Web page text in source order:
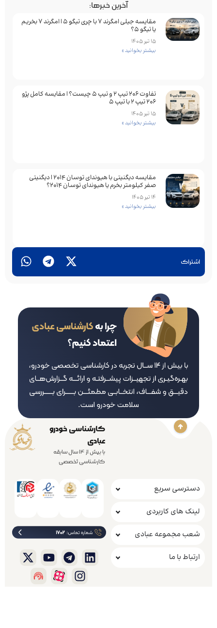
اشتراک
آخرین خبرها:
مقایسه جیلی امگرند 7 با چری تیگو 5 | امگرند 7 بخریم
یا تیگو 5؟
15 تیر 1405
بیشتر بخوانید »
تفاوت ۲۰۶ تیپ ۲ و تیپ ۵ چیست؟ | مقایسه کامل پژو
۲۰۶ تیپ ۲ با تیپ ۵
15 تیر 1405
بیشتر بخوانید »
مقایسه دیگنیتی با هیوندای توسان 2014 | دیگنیتی
صفر کیلومتر بخرم یا هیوندای توسان 2014؟
14 تیر 1405
بیشتر بخوانید »
کارشناسی خودرو
عبادی
با بیش از 14 سال سابقه
کارشناسی تخصصی
دسترسی سریع
لینک های کاربردی
شعب مجموعه عبادی
ارتباط با ما